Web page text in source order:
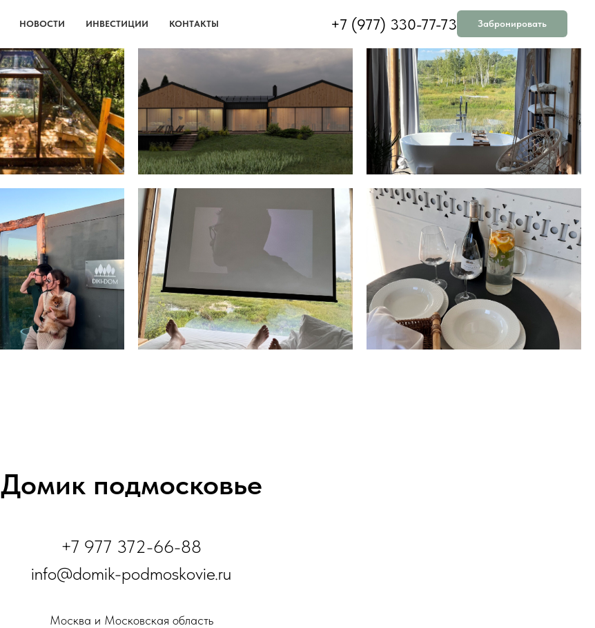
НОВОСТИ ИНВЕСТИЦИИ КОНТАКТЫ +7 (977) 330-77-73 Забронировать
Домик подмосковье
+7 977 372-66-88
info@domik-podmoskovie.ru
Москва и Московская область